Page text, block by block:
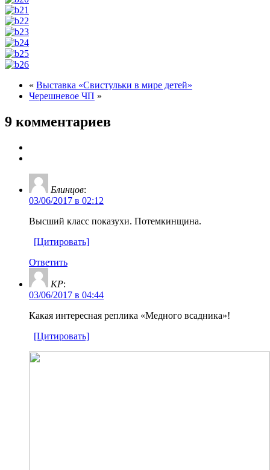
« Выставка «Свистульки в мире детей»
Черешневое ЧП »
9 комментариев
Блинцов:
03/06/2017 в 02:12
Высший класс показухи. Потемкинщина.
[Цитировать]
Ответить
KP:
03/06/2017 в 04:44
Какая интересная реплика «Медного всадника»!
[Цитировать]